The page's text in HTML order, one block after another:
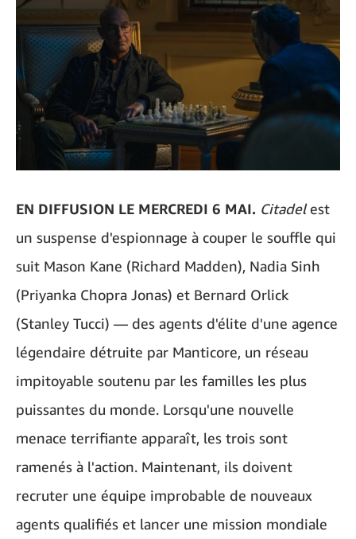
EN DIFFUSION LE MERCREDI 6 MAI. Citadelest
un suspense d'espionnage à couper le souffle qui
suit Mason Kane (Richard Madden), Nadia Sinh
(Priyanka Chopra Jonas) et Bernard Orlick
(Stanley Tucci) — des agents d'élite d'une agence
légendaire détruite par Manticore, un réseau
impitoyable soutenu par les familles les plus
puissantes du monde. Lorsqu'une nouvelle
menace terrifiante apparaît, les trois sont
ramenés à l'action. Maintenant, ils doivent
recruter une équipe improbable de nouveaux
agents qualifiés et lancer une mission mondiale